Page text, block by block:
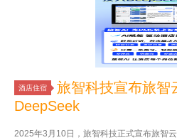
酒店住宿
旅智科技宣布旅智
DeepSeek
2025年3月10日，旅智科技正式宣布旅智